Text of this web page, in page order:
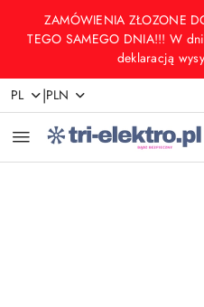
Przejdź do treści
Przejdź do
Przejdź do moje konto
Przejdź do menu
Przejdź do opisu
Przejdź do stopki
ZAMÓWIENIA ZŁOZONE
TEGO SAMEGO DNIA!!! W
deklaracją
PL |PLN